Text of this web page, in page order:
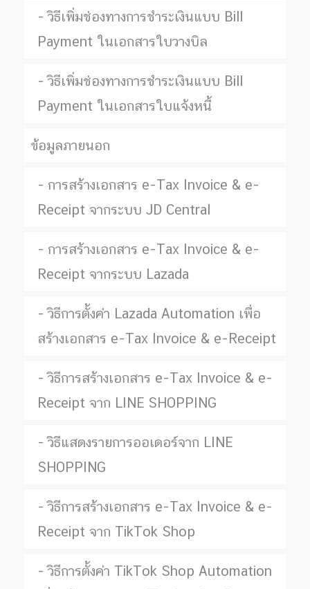
วิธีเพิ่มช่องทางการชำระเงินแบบ Bill
Payment ในเอกสารใบวางบิล
วิธีเพิ่มช่องทางการชำระเงินแบบ Bill
Payment ในเอกสารใบแจ้งหนี้
ข้อมูลภายนอก
การสร้างเอกสาร e-Tax Invoice & e-
Receipt จากระบบ JD Central
การสร้างเอกสาร e-Tax Invoice & e-
Receipt จากระบบ Lazada
วิธีการตั้งค่า Lazada Automation เพื่อ
สร้างเอกสาร e-Tax Invoice & e-Receipt
วิธีการสร้างเอกสาร e-Tax Invoice & e-
Receipt จาก LINE SHOPPING
วิธีแสดงรายการออเดอร์จาก LINE
SHOPPING
วิธีการสร้างเอกสาร e-Tax Invoice & e-
Receipt จาก TikTok Shop
วิธีการตั้งค่า TikTok Shop Automation